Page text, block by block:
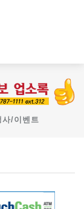
사/이벤트